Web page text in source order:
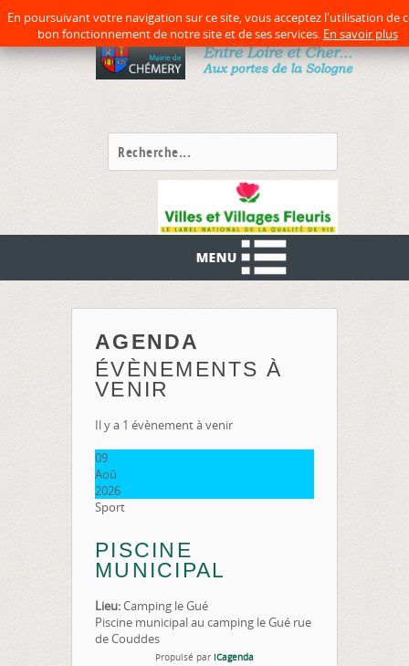
AGENDA
ÉVÈNEMENTS À
VENIR
Il y a 1 évènement à venir
09
Aoû
2026
Sport
PISCINE
MUNICIPAL
Lieu:Camping le Gué
Piscine municipal au camping le Gué rue
de Couddes
Propulsé par iCagenda
précédente
précédent
suivante
suivant
En poursuivant votre navigation sur ce site, vous acceptez l'utilisation de
bon fonctionnement de notre site et de ses services. En savoir plus